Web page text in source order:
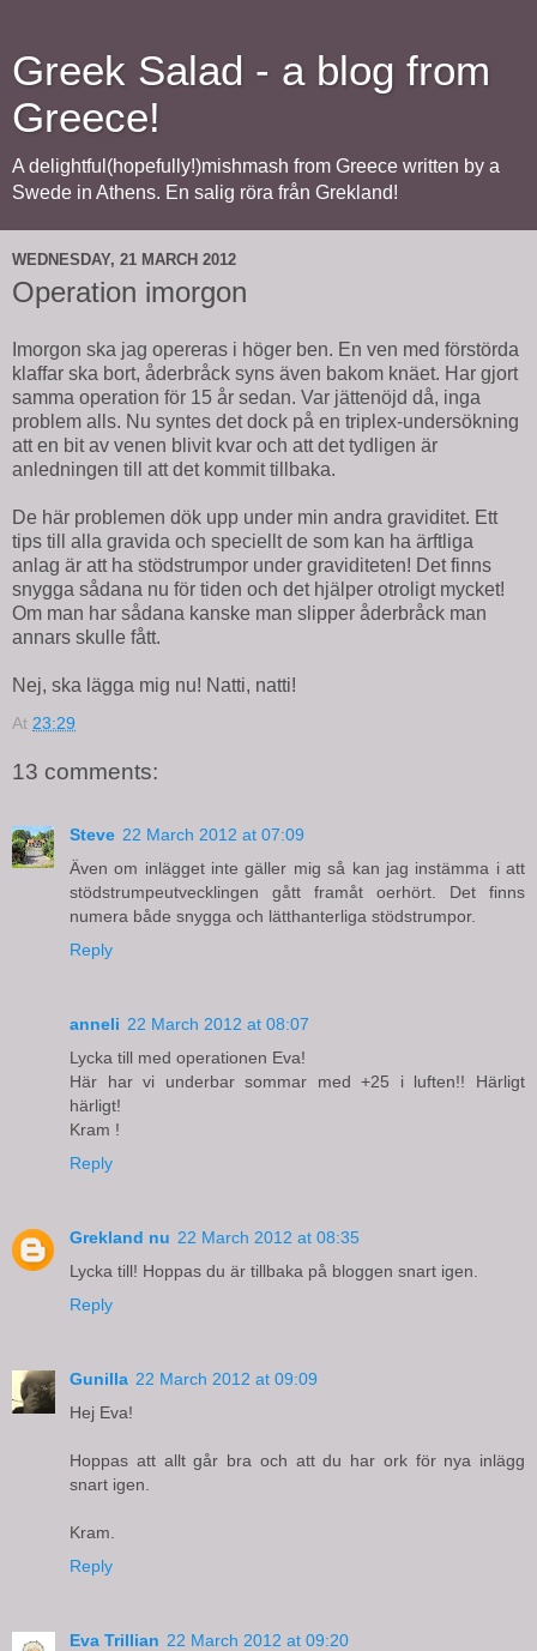
Greek Salad - a blog from
Greece!
A delightful(hopefully!)mishmash from Greece written by a
Swede in Athens. En salig röra från Grekland!
WEDNESDAY, 21 MARCH 2012
Operation imorgon
Imorgon ska jag opereras i höger ben. En ven med förstörda
klaffar ska bort, åderbråck syns även bakom knäet. Har gjort
samma operation för 15 år sedan. Var jättenöjd då, inga
problem alls. Nu syntes det dock på en triplex-undersökning
att en bit av venen blivit kvar och att det tydligen är
anledningen till att det kommit tillbaka.
De här problemen dök upp under min andra graviditet. Ett
tips till alla gravida och speciellt de som kan ha ärftliga
anlag är att ha stödstrumpor under graviditeten! Det finns
snygga sådana nu för tiden och det hjälper otroligt mycket!
Om man har sådana kanske man slipper åderbråck man
annars skulle fått.
Nej, ska lägga mig nu! Natti, natti!
At 23:29
13 comments:
Steve 22 March 2012 at 07:09
Även om inlägget inte gäller mig så kan jag instämma i att
stödstrumpeutvecklingen gått framåt oerhört. Det finns
numera både snygga och lätthanterliga stödstrumpor.
Reply
anneli 22 March 2012 at 08:07
Lycka till med operationen Eva!
Här har vi underbar sommar med +25 i luften!! Härligt
härligt!
Kram !
Reply
Grekland nu 22 March 2012 at 08:35
Lycka till! Hoppas du är tillbaka på bloggen snart igen.
Reply
Gunilla 22 March 2012 at 09:09
Hej Eva!
Hoppas att allt går bra och att du har ork för nya inlägg
snart igen.
Kram.
Reply
Eva Trillian 22 March 2012 at 09:20